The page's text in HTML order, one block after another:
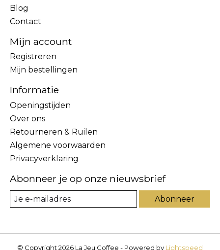
Blog
Contact
Mijn account
Registreren
Mijn bestellingen
Informatie
Openingstijden
Over ons
Retourneren & Ruilen
Algemene voorwaarden
Privacyverklaring
Abonneer je op onze nieuwsbrief
Abonneer
© Copyright 2026 La Jeu Coffee - Powered by Lightspeed